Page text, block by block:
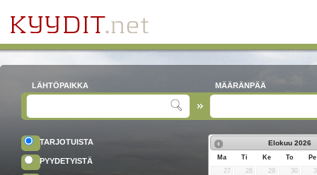
LÄHTÖPAIKKA MÄÄRÄNPÄÄ
TARJOTUISTA
PYYDETYISTÄ
Elokuu 2026
Ma Ti Ke To
Pe
27
28 29 30